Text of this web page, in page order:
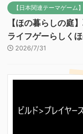
【日本関連テーマゲーム】
【ほの暮らしの庭
ライフゲーらしく
2026/7/31